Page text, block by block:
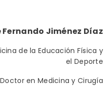
Fernando Jiménez Díaz
de la Educación Física y
el Deporte
Doctor en Medicina y Cirugía